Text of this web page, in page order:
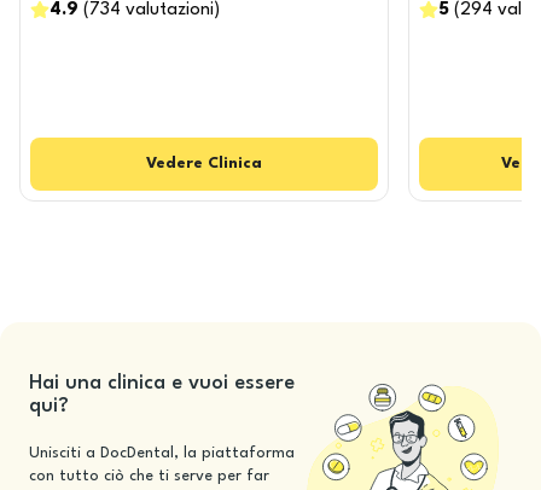
4.9 ( 734 valutazioni )
Vedere Clinica
5 ( 294
Hai una clinica e vuoi essere
qui?
Unisciti a DocDental, la piattaforma
con tutto ciò che ti serve per far